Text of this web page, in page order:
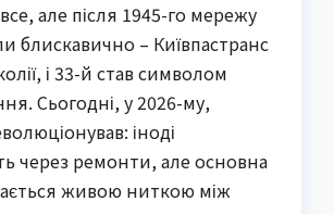
але після 1945-го мережу
блискавично – Київпастранс
і 33-й став символом
Сьогодні, у 2026-му,
іноді
через ремонти, але основна
живою ниткою між